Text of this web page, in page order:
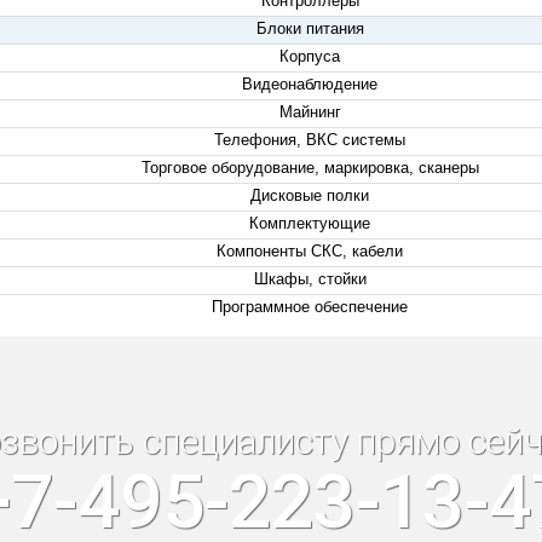
Блоки питания
Корпуса
Видеонаблюдение
Майнинг
Телефония, ВКС системы
Торговое оборудование, маркировка, сканеры
Дисковые полки
Комплектующие
Компоненты СКС, кабели
Шкафы, стойки
Программное обеспечение
специалисту прямо
495-223-13-